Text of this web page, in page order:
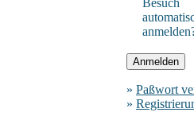
Besuch
» Paßwort
»